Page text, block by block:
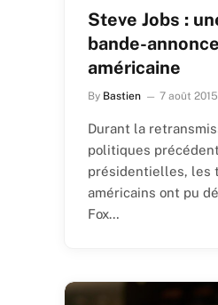
Steve Jobs :
bande-
américaine
By Bastien 7 août 2015
Durant la
politiques
présidentielles, les
américains ont pu
Fox…